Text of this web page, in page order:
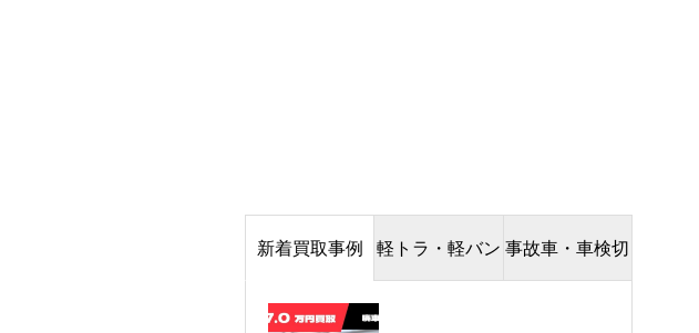
新着買取事例 軽トラ・軽バン 事故車・車検切